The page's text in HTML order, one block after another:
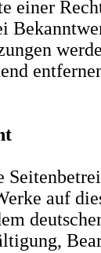
einer
auf